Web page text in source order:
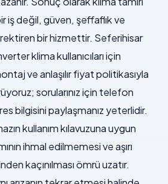
iş değil, güven, şeffaflık ve
bir hizmettir. Seferihisar
klima kullanıcıları için
ve anlaşılır fiyat politikasıyla
sorularınız için telefon
bilgisini paylaşmanız yeterlidir.
kullanım kılavuzuna uygun
ihmal edilmemesi ve aşırı
kaçınılması ömrü uzatır.